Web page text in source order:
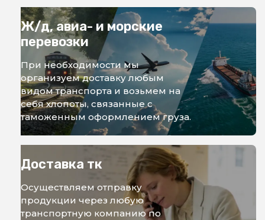
Ж/д, авиа- и морские
перевозки
При необходимости мы
организуем доставку любым
видом транспорта и возьмем на
себя хлопоты, связанные с
таможенным оформлением груза.
Доставка тк
Осуществляем отправку
продукции через любую
транспортную компанию по